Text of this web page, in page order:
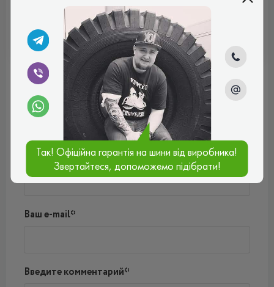
ВСЕСЕЗОННІ
Отзывы (0)
Пока нет комментариев
Написать комментарий
Имя*
Ваш e-mail*
Введите комментарий*
Так! Офіційна гарантія на шини від виробника!
Звертайтеся, допоможемо підібрати!